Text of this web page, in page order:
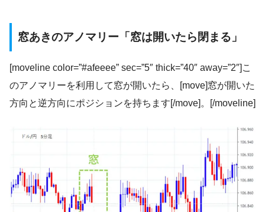
窓あきのアノマリー「窓は開いたら閉まる」
[moveline color=”#afeeee” sec=”5″ thick=”40″ away=”2″]こ
のアノマリーを利用して窓が開いたら、[move]窓が開いた
方向と逆方向にポジションを持ちます[/move]。[/moveline]